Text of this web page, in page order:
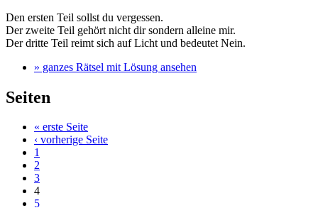
Den ersten Teil sollst du vergessen.
Der zweite Teil gehört nicht dir sondern alleine mir.
Der dritte Teil reimt sich auf Licht und bedeutet Nein.
» ganzes Rätsel mit Lösung ansehen
Seiten
« erste Seite
‹ vorherige Seite
1
2
3
4
5